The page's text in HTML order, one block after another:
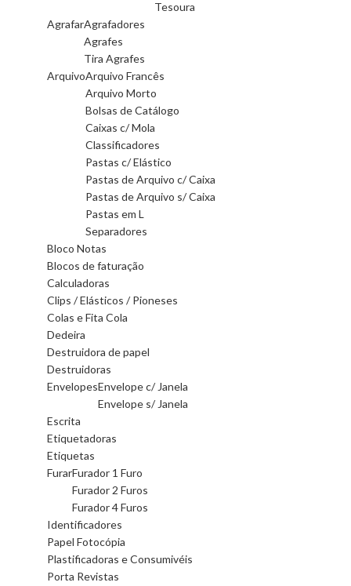
Tesoura
AgrafarAgrafadores
Agrafes
Tira Agrafes
ArquivoArquivo Francês
Arquivo Morto
Bolsas de Catálogo
Caixas c/ Mola
Classificadores
Pastas c/ Elástico
Pastas de Arquivo c/ Caixa
Pastas de Arquivo s/ Caixa
Pastas em L
Separadores
Bloco Notas
Blocos de faturação
Calculadoras
Clips / Elásticos / Pioneses
Colas e Fita Cola
Dedeira
Destruidora de papel
Destruidoras
EnvelopesEnvelope c/ Janela
Envelope s/ Janela
Escrita
Etiquetadoras
Etiquetas
FurarFurador 1 Furo
Furador 2 Furos
Furador 4 Furos
Identificadores
Papel Fotocópia
Plastificadoras e Consumivéis
Porta Revistas